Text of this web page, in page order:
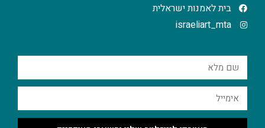
בית לאמנות ישראלית
israeliart_mta